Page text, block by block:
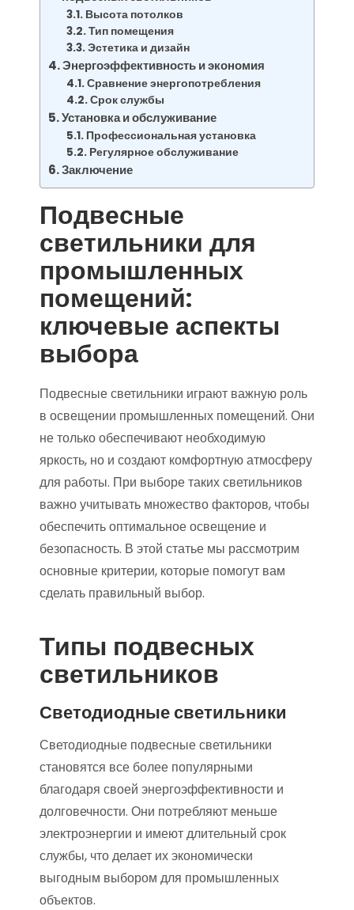
Высота потолков
Тип помещения
Эстетика и дизайн
Энергоэффективность и экономия
Сравнение энергопотребления
Срок службы
Установка и обслуживание
Профессиональная установка
Регулярное обслуживание
Заключение
Подвесные
светильники для
промышленных
помещений:
ключевые аспекты
выбора
Подвесные светильники играют важную роль
в освещении промышленных помещений. Они
не только обеспечивают необходимую
яркость, но и создают комфортную атмосферу
для работы. При выборе таких светильников
важно учитывать множество факторов, чтобы
обеспечить оптимальное освещение и
безопасность. В этой статье мы рассмотрим
основные критерии, которые помогут вам
сделать правильный выбор.
Типы подвесных
светильников
Светодиодные светильники
Светодиодные подвесные светильники
становятся все более популярными
благодаря своей энергоэффективности и
долговечности. Они потребляют меньше
электроэнергии и имеют длительный срок
службы, что делает их экономически
выгодным выбором для промышленных
объектов.